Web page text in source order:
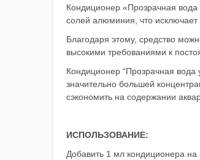
Кондиционер «Прозрачная вода
солей алюминия, что
Благодаря этому, средство
высокими требованиями к
Кондиционер “Прозрачная вода
значительно большей
сэкономить на содержании
ИСПОЛЬЗОВАНИЕ:
Добавить 1 мл кондиционера